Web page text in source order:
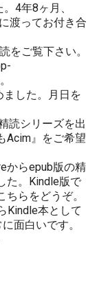
4年8ヶ月、
渡ってお付き合
ご覧下さい。
した。月日を
読シリーズを出
Acim』をご希望
らepub版の精
た。Kindle版で
らをどうぞ。
本として
面白いです。